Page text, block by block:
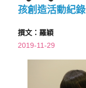
孩創造活動紀錄
撰文：羅穎
2019-11-29